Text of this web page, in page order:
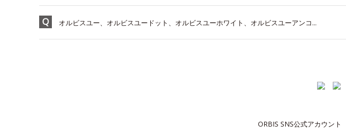
オルビスユー、オルビスユードット、オルビスユーホワイト、オルビスユーアンコ...
ORBIS SNS公式アカウント